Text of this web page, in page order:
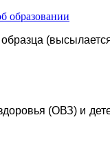
образовании
(ОВЗ) и